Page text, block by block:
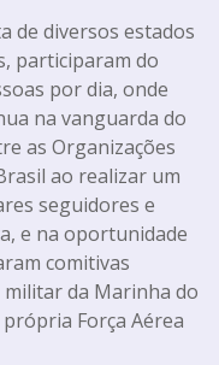
de diversos estados
participaram do
por dia, onde
na vanguarda do
as Organizações
ao realizar um
seguidores e
e na oportunidade
comitivas
da Marinha do
Força Aérea